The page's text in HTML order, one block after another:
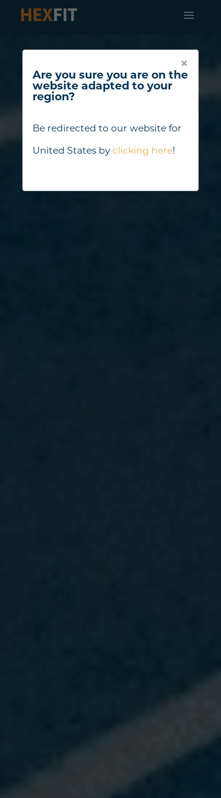
×
Are you sure you are on the
website adapted to your
region?
Be redirected to our website for
United Statesby clicking here!